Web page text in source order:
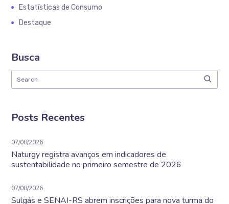
Estatísticas de Consumo
Destaque
Busca
Posts Recentes
07/08/2026
Naturgy registra avanços em indicadores de
sustentabilidade no primeiro semestre de 2026
07/08/2026
Sulgás e SENAI-RS abrem inscrições para nova turma do